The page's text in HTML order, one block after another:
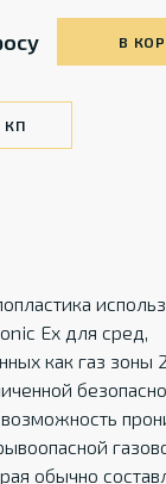
В
КП
Ex для сред,
как газ зоны
возможность
обычно